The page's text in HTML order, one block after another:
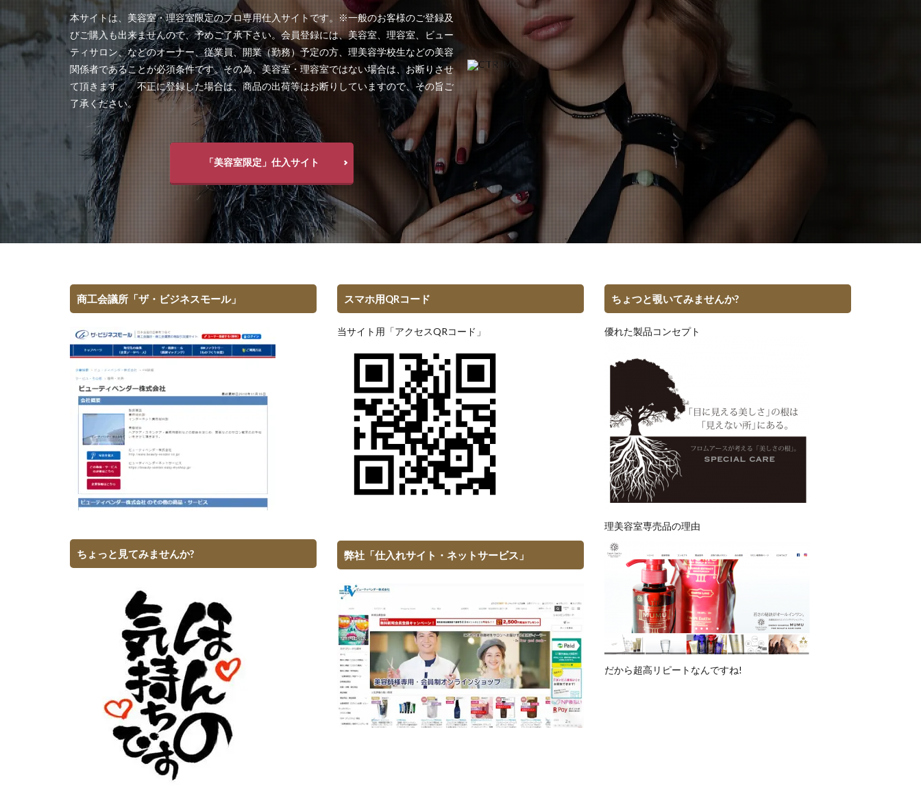
本サイトは、美容室・理容室限定のプロ専用仕入サイトです。※一般のお客様のご登録及
びご購入も出来ませんので、予めご了承下さい。会員登録には、美容室、理容室、ビュー
ティサロン、などのオーナー、従業員、開業（勤務）予定の方、理美容学校生などの美容
関係者であることが必須条件です。その為、美容室・理容室ではない場合は、お断りさせ
て頂きます。 不正に登録した場合は、商品の出荷等はお断りしていますので、その旨ご
了承ください。
「美容室限定」仕入サイト
商工会議所「ザ・ビジネスモール」
ちょっと見てみませんか?
スマホ用QRコード
当サイト用「アクセスQRコード」
弊社「仕入れサイト・ネットサービス」
ちょつと覗いてみませんか?
優れた製品コンセプト
理美容室専売品の理由
だから超高リピートなんですね!